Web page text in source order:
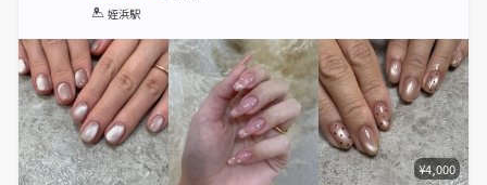
1 2 3 4
姪浜駅
¥4,000